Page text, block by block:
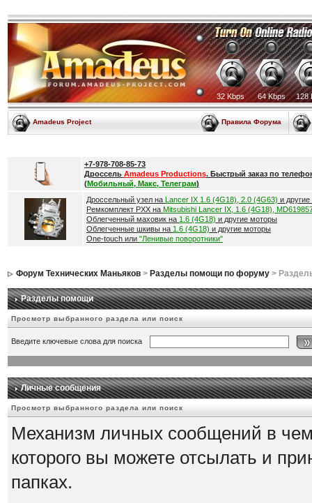
32 Kbps 64 Kbps 128
Amadeus Project Правила Форума
+7-978-708-85-73
Дроссель Amadeus Productions. Быстрый заказ по
(Мобильный, Макс, Телеграм)
Дроссельный узел на Lancer IX 1.6 (4G18), 2.0 (4G63) и
Ремкомплект РХХ на Mitsubishi Lancer IX, 1.6 (4G18),
Облегченный маховик на 1.6 (4G18) и другие моторы
Облегченные шкивы на 1.6 (4G18) и другие моторы
One-touch или "Ленивые поворотники"
Форум Технических Маньяков> Разделы помощи по форуму>
Разделы помощи
Просмотр выбранного раздела или поиск
Введите ключевые слова для поиска
Личные сообщения
Просмотр выбранного раздела или поиск
Механизм личных сообщений в
которого вы можете отсылать и
папках.